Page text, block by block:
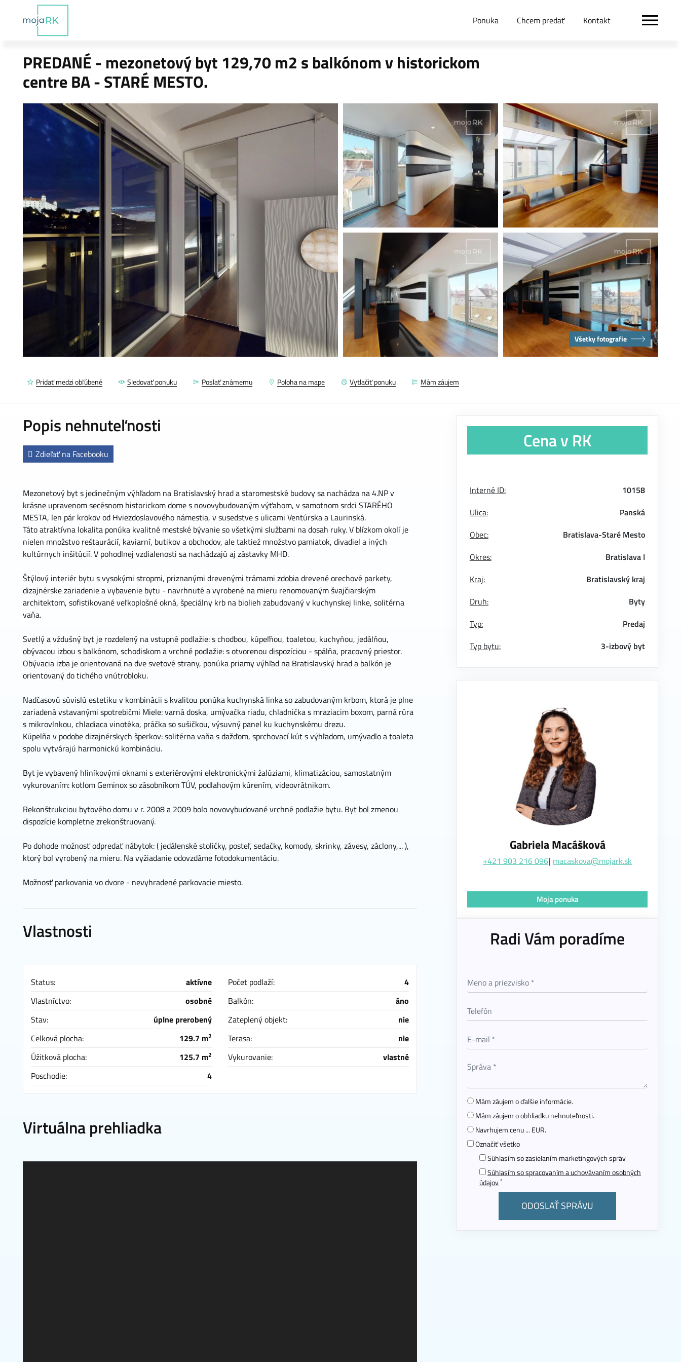
Ponuka Chcem predať Kontakt
PREDANÉ - mezonetový byt 129,70 m2 s balkónom v historickom
centre BA - STARÉ MESTO.
Všetky fotografie
Pridať medzi obľúbené Sledovať ponuku Poslať známemu Poloha na mape Vytlačiť ponuku Mám záujem
Popis nehnuteľnosti
Zdieľať na Facebooku
Mezonetový byt s jedinečným výhľadom na Bratislavský hrad a staromestské budovy sa nachádza na 4.NP v
krásne upravenom secésnom historickom dome s novovybudovaným výťahom, v samotnom srdci STARÉHO
MESTA, len pár krokov od Hviezdoslavového námestia, v susedstve s ulicami Ventúrska a Laurinská.
Táto atraktívna lokalita ponúka kvalitné mestské bývanie so všetkými službami na dosah ruky. V blízkom okolí je
nielen množstvo reštaurácií, kaviarní, butikov a obchodov, ale taktiež množstvo pamiatok, divadiel a iných
kultúrnych inšitúcií. V pohodlnej vzdialenosti sa nachádzajú aj zástavky MHD.
Štýlový interiér bytu s vysokými stropmi, priznanými drevenými trámami zdobia drevené orechové parkety,
dizajnérske zariadenie a vybavenie bytu - navrhnuté a vyrobené na mieru renomovaným švajčiarským
architektom, sofistikované veľkoplošné okná, špeciálny krb na biolieh zabudovaný v kuchynskej linke, solitérna
vaňa.
Svetlý a vždušný byt je rozdelený na vstupné podlažie: s chodbou, kúpeľňou, toaletou, kuchyňou, jedálňou,
obývacou izbou s balkónom, schodiskom a vrchné podlažie: s otvorenou dispozíciou - spálňa, pracovný priestor.
Obývacia izba je orientovaná na dve svetové strany, ponúka priamy výhľad na Bratislavský hrad a balkón je
orientovaný do tichého vnútrobloku.
Nadčasovú súvislú estetiku v kombinácii s kvalitou ponúka kuchynská linka so zabudovaným krbom, ktorá je plne
zariadená vstavanými spotrebičmi Miele: varná doska, umývačka riadu, chladnička s mraziacim boxom, parná rúra
s mikrovlnkou, chladiaca vinotéka, práčka so sušičkou, výsuvný panel ku kuchynskému drezu.
Kúpelňa v podobe dizajnérskych šperkov: solitérna vaňa s dažďom, sprchovací kút s výhľadom, umývadlo a toaleta
spolu vytvárajú harmonickú kombináciu.
Byt je vybavený hliníkovými oknami s exteriérovými elektronickými žalúziami, klimatizáciou, samostatným
vykurovaním: kotlom Geminox so zásobníkom TÚV, podlahovým kúrením, videovrátnikom.
Rekonštrukciou bytového domu v r. 2008 a 2009 bolo novovybudované vrchné podlažie bytu. Byt bol zmenou
dispozície kompletne zrekonštruovaný.
Po dohode možnosť odpredať nábytok: ( jedálenské stoličky, posteľ, sedačky, komody, skrinky, závesy, záclony,... ),
ktorý bol vyrobený na mieru. Na vyžiadanie odovzdáme fotodokumentáciu.
Možnosť parkovania vo dvore - nevyhradené parkovacie miesto.
Vlastnosti
Status:
aktívne
Vlastníctvo:
osobné
Stav:
úplne prerobený
Celková plocha:
129.7 m2
Úžitková plocha: 125.7 m2
Poschodie: 4
Počet podlaží:
4
Balkón:
áno
Zateplený objekt:
nie
Terasa:
nie
Vykurovanie:
vlastné
Virtuálna prehliadka
Cena v RK
Interné ID:
10158
Ulica:
Panská
Obec:
Bratislava-Staré Mesto
Okres:
Bratislava I
Kraj:
Bratislavský kraj
Druh:
Byty
Typ:
Predaj
Typ bytu:
3-izbový byt
Gabriela Macášková
+421 903 216 096 macaskova@mojark.sk
Moja ponuka
Radi Vám poradíme
Mám záujem o ďalšie informácie.
Mám záujem o obhliadku nehnuteľnosti.
Navrhujem cenu ... EUR.
Označiť všetko
Súhlasím so zasielaním marketingových správ
Súhlasím so spracovaním a uchovávaním osobných
údajov*